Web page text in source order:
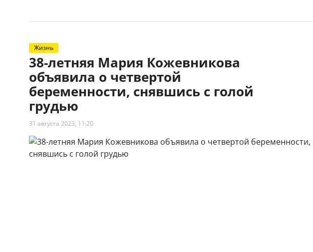
Жизнь
38-летняя Мария Кожевникова
объявила о четвертой
беременности, снявшись с голой
грудью
31 августа 2023, 11:20